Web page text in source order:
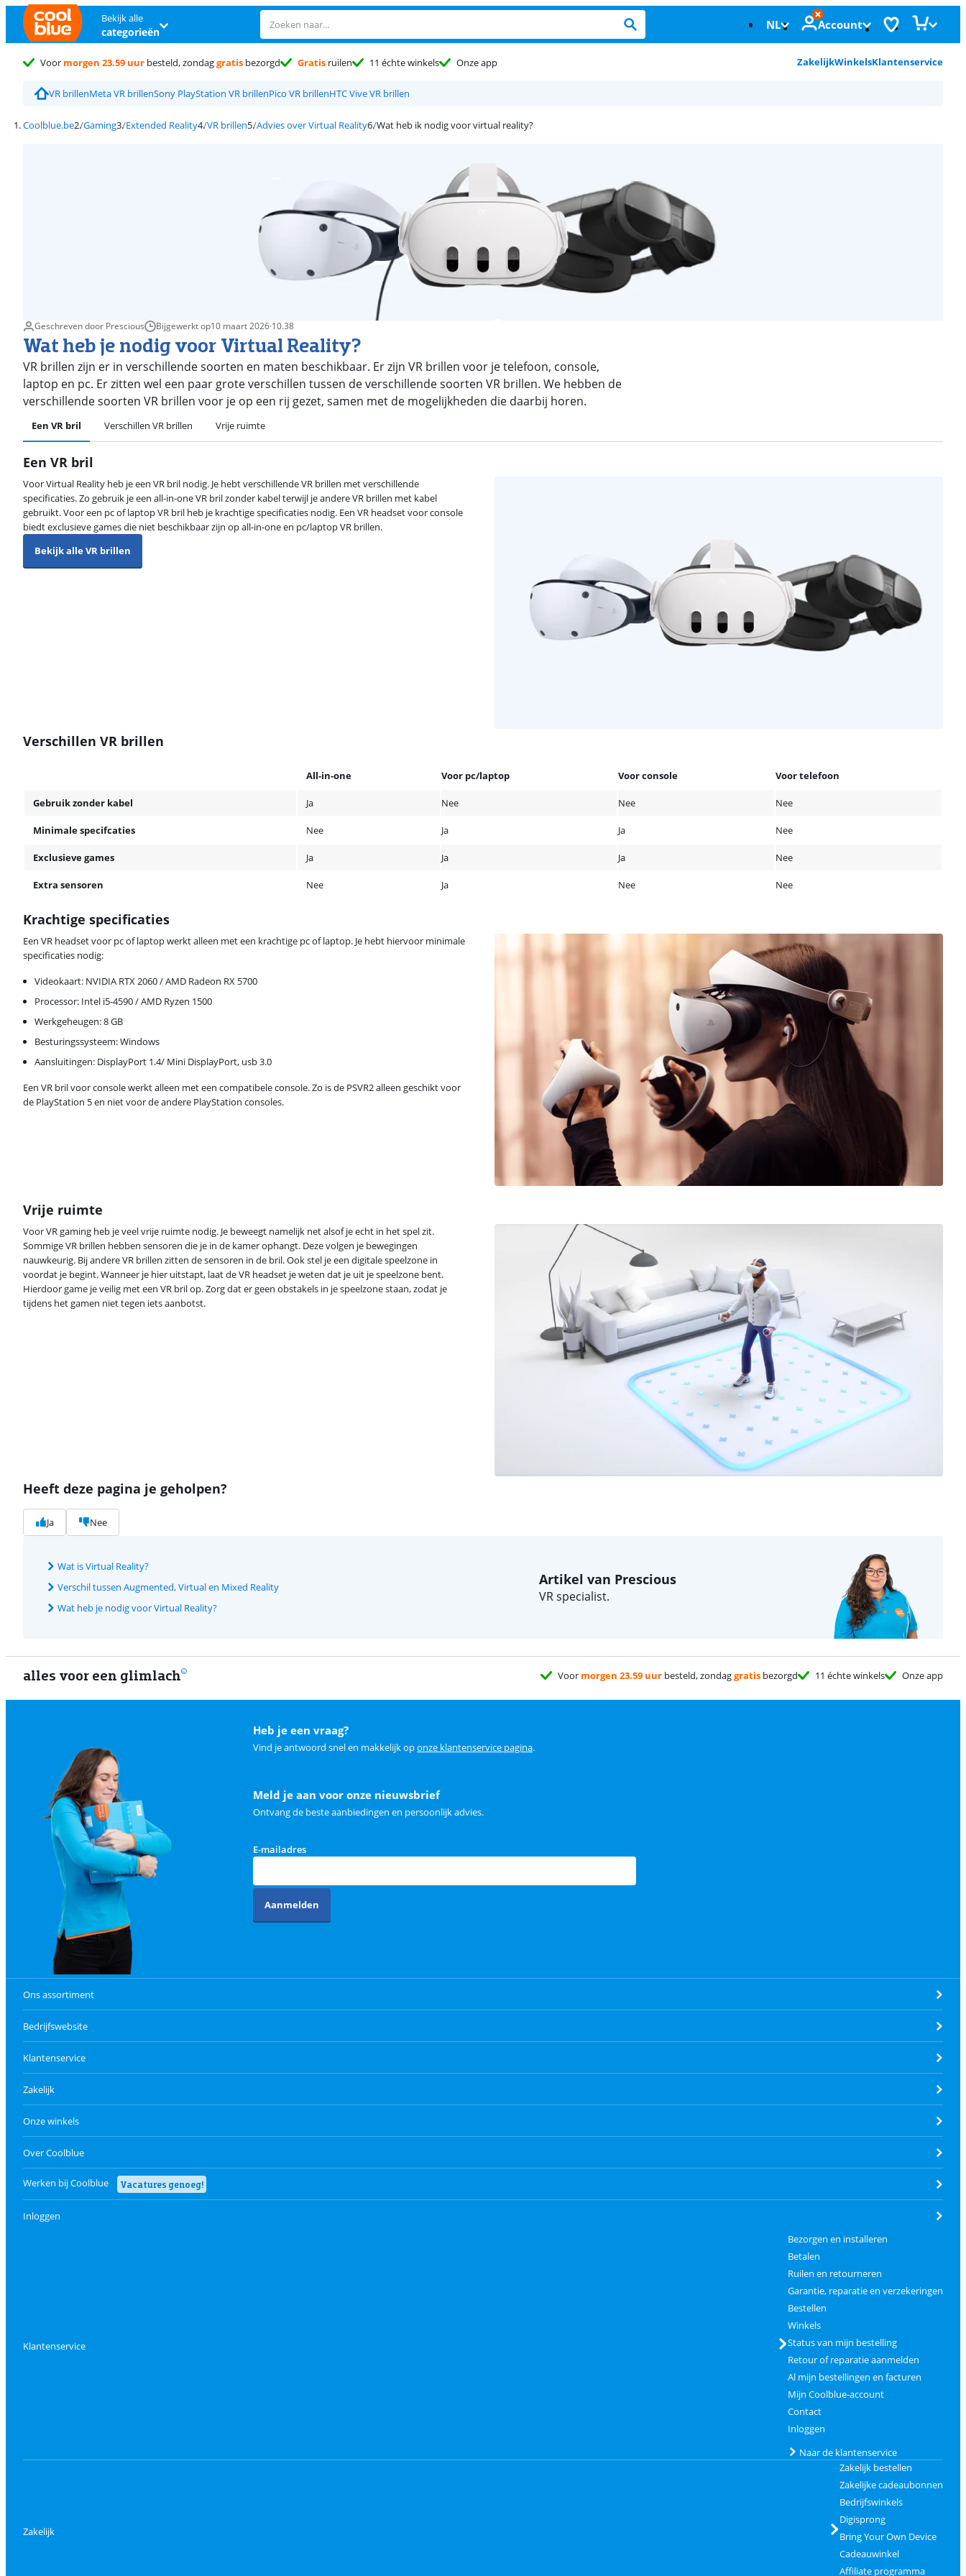
Bekijk alle
categorieën NL Account
Voor morgen 23.59 uur besteld, zondaggratis bezorgd Gratis ruilen 11 échte winkels Onze app ZakelijkWinkelsKlantenservice
VR brillenMeta VR brillenSony PlayStation VR brillenPico VR brillenHTC Vive VR brillen
Coolblue.be Gaming Extended Reality VR brillen Advies over Virtual Reality Wat heb ik nodig voor virtual reality?
Geschreven door Prescious Bijgewerkt op10 maart 2026·10.38
Wat heb je nodig voor Virtual Reality?
VR brillen zijn er in verschillende soorten en maten beschikbaar. Er zijn VR brillen voor je telefoon, console,
laptop en pc. Er zitten wel een paar grote verschillen tussen de verschillende soorten VR brillen. We hebben de
verschillende soorten VR brillen voor je op een rij gezet, samen met de mogelijkheden die daarbij horen.
Een VR bril Verschillen VR brillen Vrije ruimte
Een VR bril
Voor Virtual Reality heb je een VR bril nodig. Je hebt verschillende VR brillen met verschillende
specificaties. Zo gebruik je een all-in-one VR bril zonder kabel terwijl je andere VR brillen met kabel
gebruikt. Voor een pc of laptop VR bril heb je krachtige specificaties nodig. Een VR headset voor console
biedt exclusieve games die niet beschikbaar zijn op all-in-one en pc/laptop VR brillen.
Bekijk alle VR brillen
Verschillen VR brillen
All-in-one Voor pc/laptop Voor console Voor telefoon
Gebruik zonder kabel Ja Nee Nee Nee
Minimale specifcaties Nee Ja Ja Nee
Exclusieve games Ja Ja Ja Nee
Extra sensoren Nee Ja Nee Nee
Krachtige specificaties
Een VR headset voor pc of laptop werkt alleen met een krachtige pc of laptop. Je hebt hiervoor minimale
specificaties nodig:
Videokaart: NVIDIA RTX 2060 / AMD Radeon RX 5700
Processor: Intel i5-4590 / AMD Ryzen 1500
Werkgeheugen: 8 GB
Besturingssysteem: Windows
Aansluitingen: DisplayPort 1.4/ Mini DisplayPort, usb 3.0
Een VR bril voor console werkt alleen met een compatibele console. Zo is de PSVR2 alleen geschikt voor
de PlayStation 5 en niet voor de andere PlayStation consoles.
Vrije ruimte
Voor VR gaming heb je veel vrije ruimte nodig. Je beweegt namelijk net alsof je echt in het spel zit.
Sommige VR brillen hebben sensoren die je in de kamer ophangt. Deze volgen je bewegingen
nauwkeurig. Bij andere VR brillen zitten de sensoren in de bril. Ook stel je een digitale speelzone in
voordat je begint. Wanneer je hier uitstapt, laat de VR headset je weten dat je uit je speelzone bent.
Hierdoor game je veilig met een VR bril op. Zorg dat er geen obstakels in je speelzone staan, zodat je
tijdens het gamen niet tegen iets aanbotst.
Heeft deze pagina je geholpen?
Ja Nee
Wat is Virtual Reality?
Verschil tussen Augmented, Virtual en Mixed Reality
Wat heb je nodig voor Virtual Reality?
Artikel van Prescious
VR specialist.
alles voor een glimlach Voor morgen 23.59 uur besteld, zondaggratis bezorgd 11 échte winkels Onze app
Heb je een vraag?
Vind je antwoord snel en makkelijk oponze klantenservice pagina.
Meld je aan voor onze nieuwsbrief
Ontvang de beste aanbiedingen en persoonlijk advies.
E-mailadres
Aanmelden
Ons assortiment
Bedrijfswebsite
Klantenservice
Zakelijk
Onze winkels
Over Coolblue
Werken bij Coolblue Vacatures genoeg!
Inloggen
Klantenservice
Bezorgen en installeren
Betalen
Ruilen en retourneren
Garantie, reparatie en verzekeringen
Bestellen
Winkels
Status van mijn bestelling
Retour of reparatie aanmelden
Al mijn bestellingen en facturen
Mijn Coolblue-account
Contact
Inloggen
Naar de klantenservice
Zakelijk
Zakelijk bestellen
Zakelijke cadeaubonnen
Bedrijfswinkels
Digisprong
Bring Your Own Device
Cadeauwinkel
Affiliate programma